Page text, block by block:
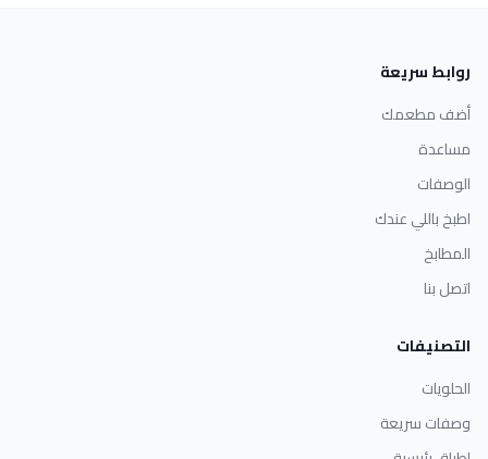
روابط سريعة
أضف مطعمك
مساعدة
الوصفات
اطبخ باللي عندك
المطابخ
اتصل بنا
التصنيفات
الحلويات
وصفات سريعة